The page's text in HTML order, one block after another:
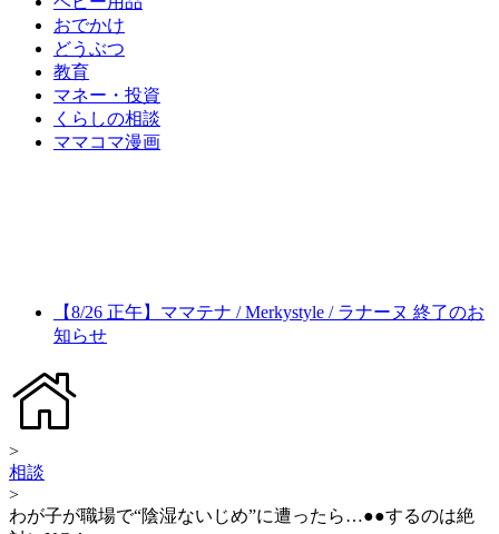
おでかけ
どうぶつ
教育
マネー・投資
くらしの相談
ママコマ漫画
【8/26 正午】ママテナ / Merkystyle / ラナーヌ 終了のお
知らせ
>
相談
>
わが子が職場で“陰湿ないじめ”に遭ったら…●●するのは絶